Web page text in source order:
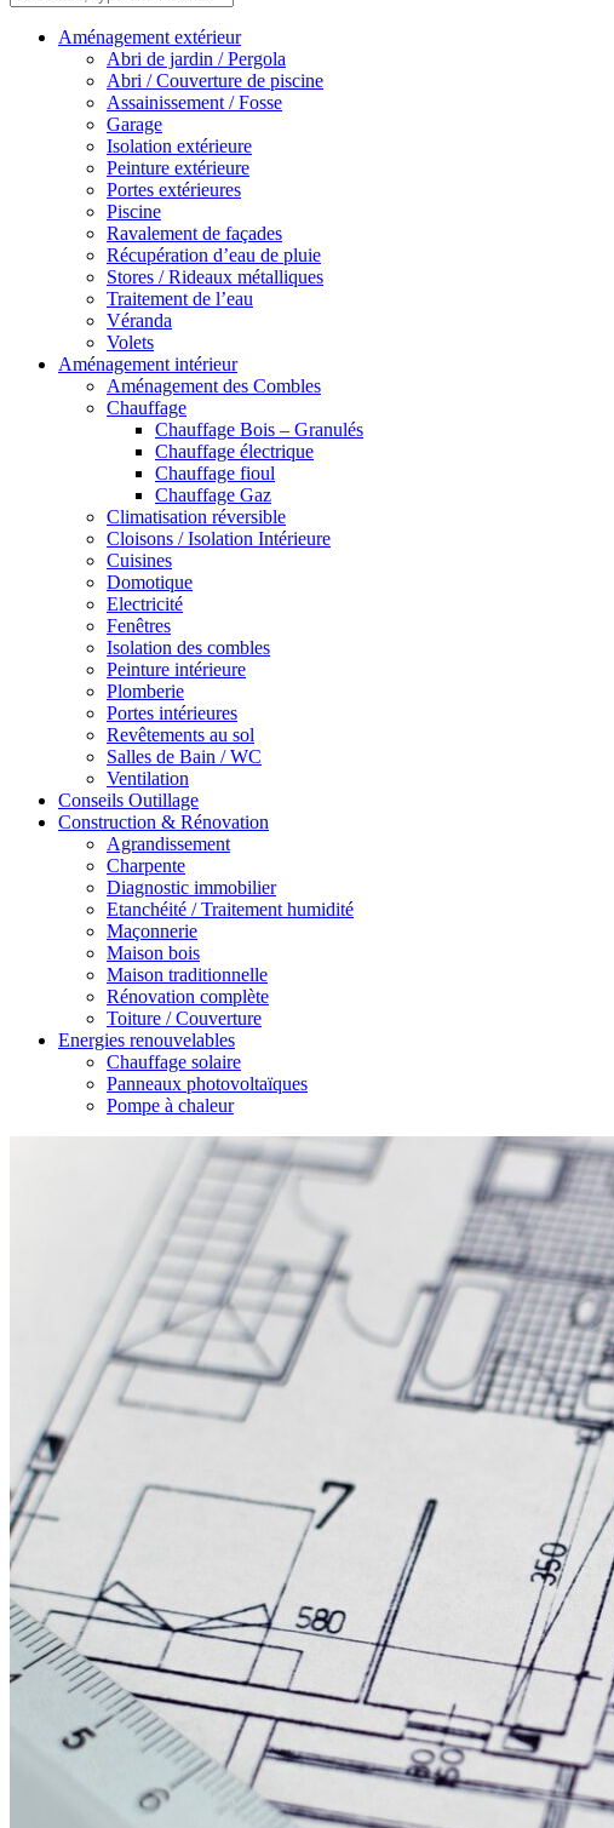
Aménagement extérieur
Abri de jardin / Pergola
Abri / Couverture de piscine
Assainissement / Fosse
Garage
Isolation extérieure
Peinture extérieure
Portes extérieures
Piscine
Ravalement de façades
Récupération d’eau de pluie
Stores / Rideaux métalliques
Traitement de l’eau
Véranda
Volets
Aménagement intérieur
Aménagement des Combles
Chauffage
Chauffage Bois – Granulés
Chauffage électrique
Chauffage fioul
Chauffage Gaz
Climatisation réversible
Cloisons / Isolation Intérieure
Cuisines
Domotique
Electricité
Fenêtres
Isolation des combles
Peinture intérieure
Plomberie
Portes intérieures
Revêtements au sol
Salles de Bain / WC
Ventilation
Conseils Outillage
Construction & Rénovation
Agrandissement
Charpente
Diagnostic immobilier
Etanchéité / Traitement humidité
Maçonnerie
Maison bois
Maison traditionnelle
Rénovation complète
Toiture / Couverture
Energies renouvelables
Chauffage solaire
Panneaux photovoltaïques
Pompe à chaleur